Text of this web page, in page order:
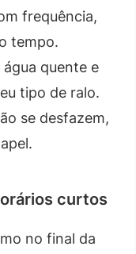
frequência,
tempo.
quente e
tipo de ralo.
se desfazem,
curtos
no final da